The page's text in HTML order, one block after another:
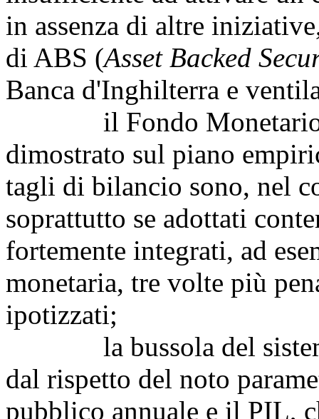
in assenza di altre
di ABS (Asset Backed
Banca d'Inghilterra e
il Fondo Monetario
dimostrato sul piano
tagli di bilancio sono, nel
soprattutto se adottati
fortemente integrati, ad
monetaria, tre volte più
ipotizzati;
la bussola del sistema
dal rispetto del noto
pubblico annuale e il PIL,